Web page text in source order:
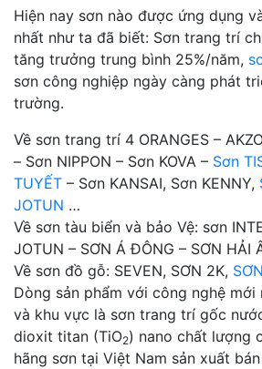
Hiện nay sơn nào được ứng dụng
nhất như ta đã biết: Sơn trang trí
tăng trưởng trung bình 25%/năm,
sơn công nghiệp ngày càng phát
trường.
Về sơn trang trí 4 ORANGES –
– Sơn NIPPON – Sơn KOVA – Sơn
TUYẾT – Sơn KANSAI, Sơn KENNY,
JOTUN …
Về sơn tàu biển và bảo Vệ: sơn
JOTUN – SƠN Á ĐÔNG – SƠN HẢI
Về sơn đồ gỗ: SEVEN, SƠN 2K,
Dòng sản phẩm với công nghệ mới
và khu vực là sơn trang trí gốc
dioxit titan (TiO2) nano chất lượng
hãng sơn tại Việt Nam sản xuất